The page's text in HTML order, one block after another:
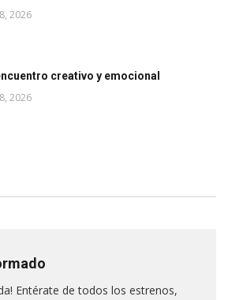
2026
creativo y emocional
2026
Entérate de todos los estrenos,